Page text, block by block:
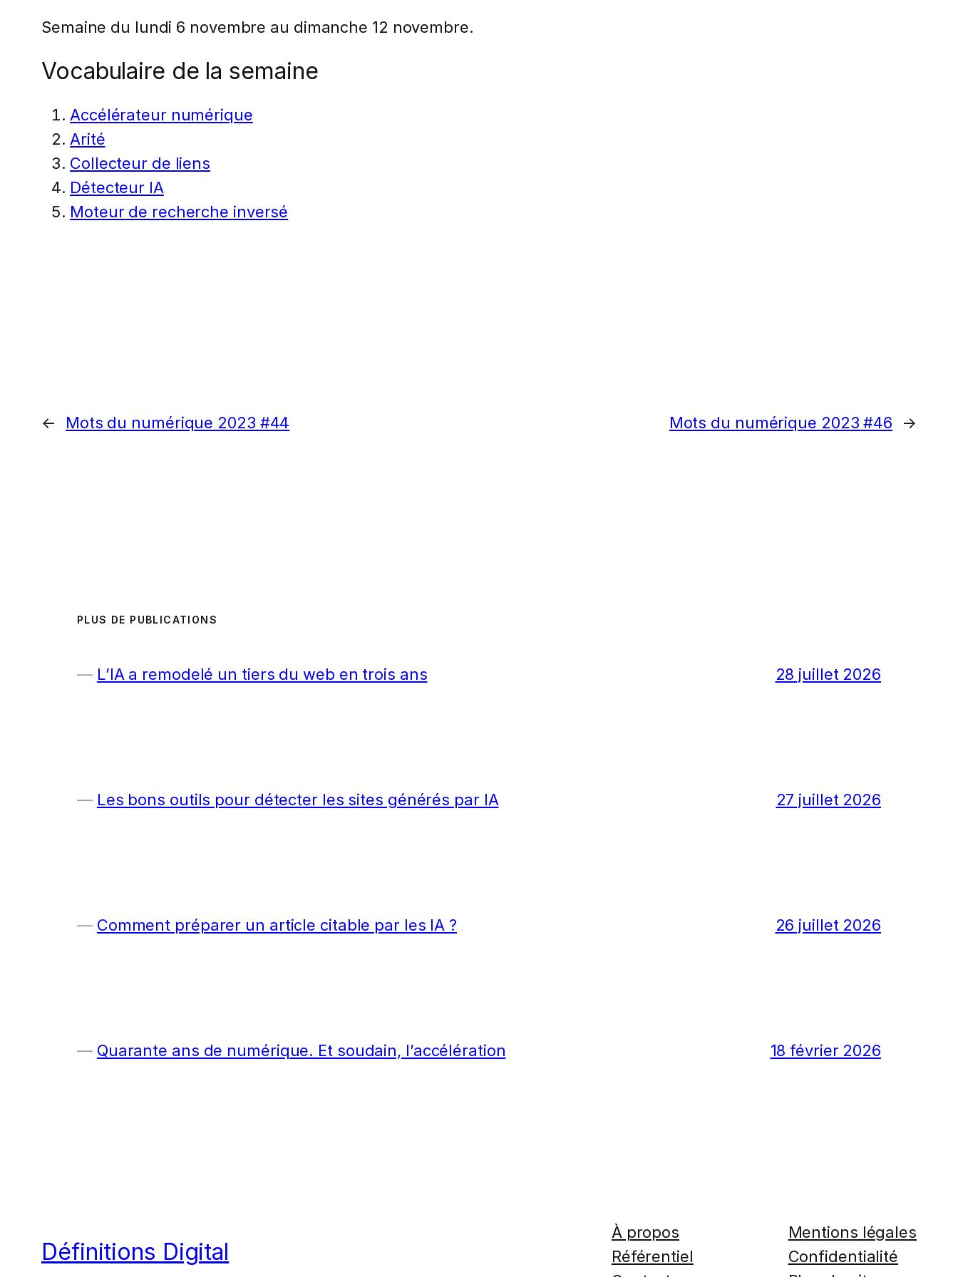
Semaine du lundi 6 novembre au dimanche 12 novembre.
Vocabulaire de la semaine
Accélérateur numérique
Arité
Collecteur de liens
Détecteur IA
Moteur de recherche inversé
← Mots du numérique 2023 #44 Mots du numérique 2023 #46 →
PLUS DE PUBLICATIONS
L’IA a remodelé un tiers du web en trois ans 28 juillet 2026
Les bons outils pour détecter les sites générés par IA 27 juillet 2026
Comment préparer un article citable par les IA ? 26 juillet 2026
Quarante ans de numérique. Et soudain, l’accélération 18 février 2026
Définitions Digital
À propos
Référentiel
Mentions légales
Confidentialité